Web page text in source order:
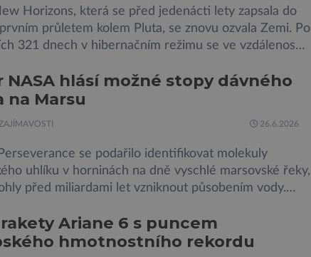
Horizons, která se před jedenácti lety zapsala do
průletem kolem Pluta, se znovu ozvala Zemi. Po
321 dnech v hibernačním režimu se ve vzdálenosti
stavu. Nyní ji čeká další etapa její mise, jejíž ambicí je
nejpodrobnější […]
NASA hlásí možné stopy dávného
na Marsu
ZAJÍMAVOSTI 26.6.2026
se podařilo identifikovat molekuly
uhlíku v horninách na dně vyschlé marsovské řeky,
před miliardami let vzniknout působením vody.
Sherloc, umístěném na roveru Perseverance,
organický uhlík v jílovcích z výchozů, což jsou
Ariane 6 s puncem
hmotnostního rekordu